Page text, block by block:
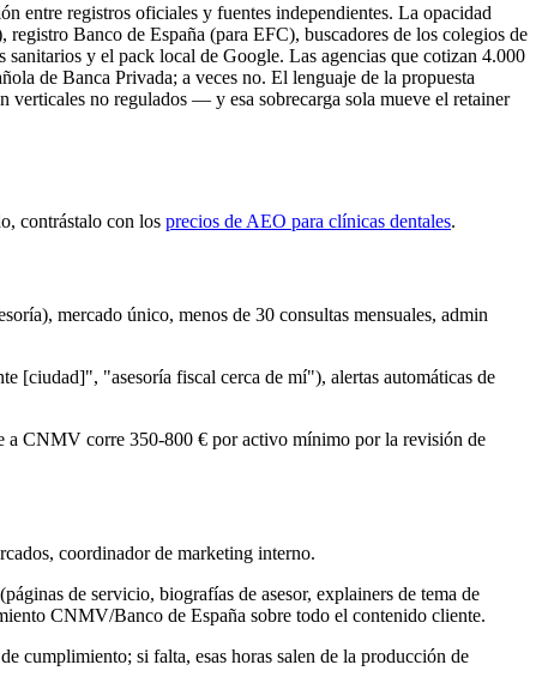
entre registros oficiales y fuentes independientes. La opacidad
Banco de España (para EFC), buscadores de los colegios de
y el pack local de Google. Las agencias que cotizan 4.000
de Banca Privada; a veces no. El lenguaje de la propuesta
no regulados — y esa sobrecarga sola mueve el retainer
contrástalo con los precios de AEO para clínicas dentales.
mercado único, menos de 30 consultas mensuales, admin
[ciudad]", "asesoría fiscal cerca de mí"), alertas automáticas de
CNMV corre 350-800 € por activo mínimo por la revisión de
coordinador de marketing interno.
de servicio, biografías de asesor, explainers de tema de
CNMV/Banco de España sobre todo el contenido cliente.
cumplimiento; si falta, esas horas salen de la producción de